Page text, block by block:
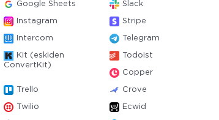
Google Sheets Slack
Instagram Stripe
Intercom Telegram
Kit (eskiden
ConvertKit)
Todoist
Copper
Trello Crove
Twilio Ecwid